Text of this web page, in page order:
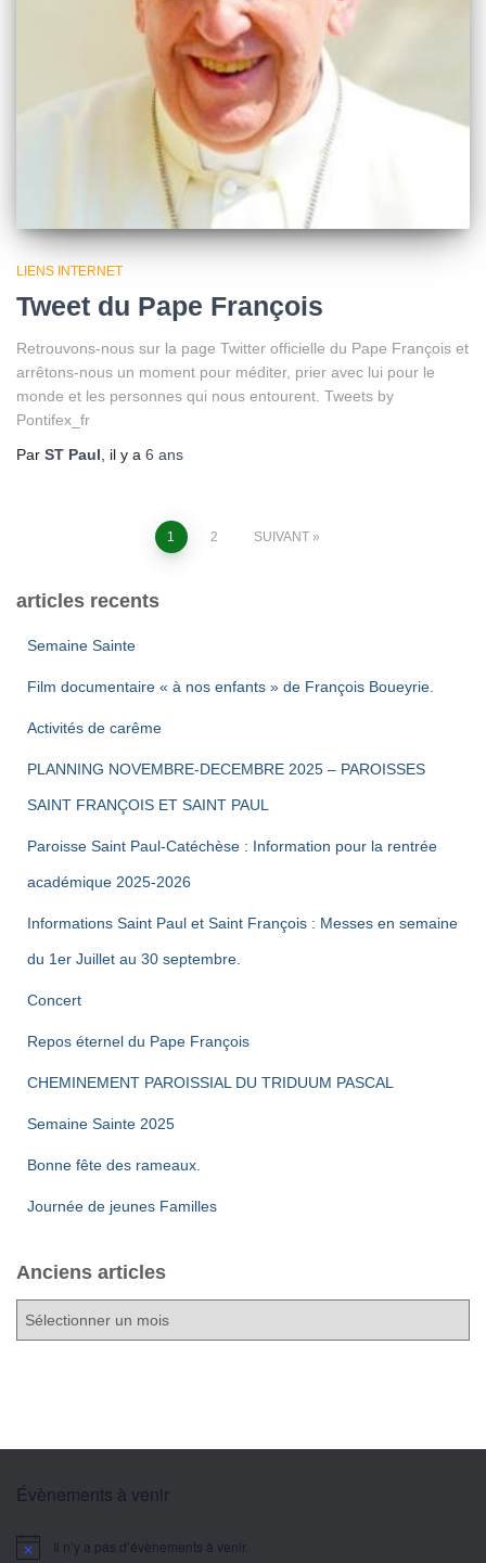
LIENS INTERNET
Tweet du Pape François
Retrouvons-nous sur la page Twitter officielle du Pape François et
arrêtons-nous un moment pour méditer, prier avec lui pour le
monde et les personnes qui nous entourent. Tweets by
Pontifex_fr
Par ST Paul , il y a 6 ans
Pagination
des
publications
1 2 SUIVANT
articles recents
Semaine Sainte
Film documentaire « à nos enfants » de François Boueyrie.
Activités de carême
PLANNING NOVEMBRE-DECEMBRE 2025 – PAROISSES
SAINT FRANÇOIS ET SAINT PAUL
Paroisse Saint Paul-Catéchèse : Information pour la rentrée
académique 2025-2026
Informations Saint Paul et Saint François : Messes en semaine
du 1er Juillet au 30 septembre.
Concert
Repos éternel du Pape François
CHEMINEMENT PAROISSIAL DU TRIDUUM PASCAL
Semaine Sainte 2025
Bonne fête des rameaux.
Journée de jeunes Familles
Anciens articles
s
rÉvènements à venir
Notice Il n’y a pas d’évènements à venir.